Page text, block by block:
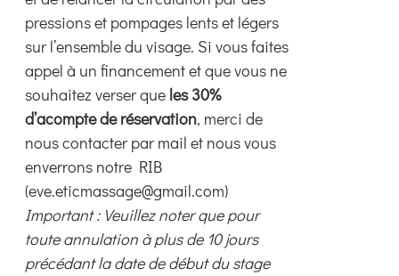
pressions et pompages lents et légers
sur l’ensemble du visage. Si vous faites
appel à un financement et que vous ne
souhaitez verser que les 30%
d’acompte de réservation, merci de
nous contacter par mail et nous vous
enverrons notre RIB
(eve.eticmassage@gmail.com)
Important : Veuillez noter que pour
toute annulation à plus de 10 jours
précédant la date de début du stage